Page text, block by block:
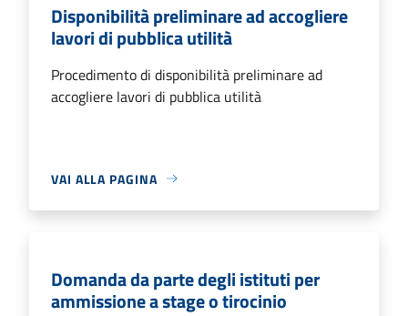
Disponibilità preliminare ad accogliere
lavori di pubblica utilità
Procedimento di disponibilità preliminare ad
accogliere lavori di pubblica utilità
VAI ALLA PAGINA
Domanda da parte degli istituti per
ammissione a stage o tirocinio